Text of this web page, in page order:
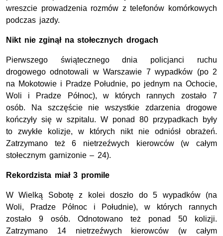
wreszcie prowadzenia rozmów z telefonów komórkowych
podczas jazdy.
Nikt nie zginął na stołecznych drogach
Pierwszego świątecznego dnia policjanci ruchu
drogowego odnotowali w Warszawie 7 wypadków (po 2
na Mokotowie i Pradze Południe, po jednym na Ochocie,
Woli i Pradze Północ), w których rannych zostało 7
osób. Na szczęście nie wszystkie zdarzenia drogowe
kończyły się w szpitalu. W ponad 80 przypadkach były
to zwykłe kolizje, w których nikt nie odniósł obrażeń.
Zatrzymano też 6 nietrzeźwych kierowców (w całym
stołecznym garnizonie – 24).
Rekordzista miał 3 promile
W Wielką Sobotę z kolei doszło do 5 wypadków (na
Woli, Pradze Północ i Południe), w których rannych
zostało 9 osób. Odnotowano też ponad 50 kolizji.
Zatrzymano 14 nietrzeźwych kierowców (w całym